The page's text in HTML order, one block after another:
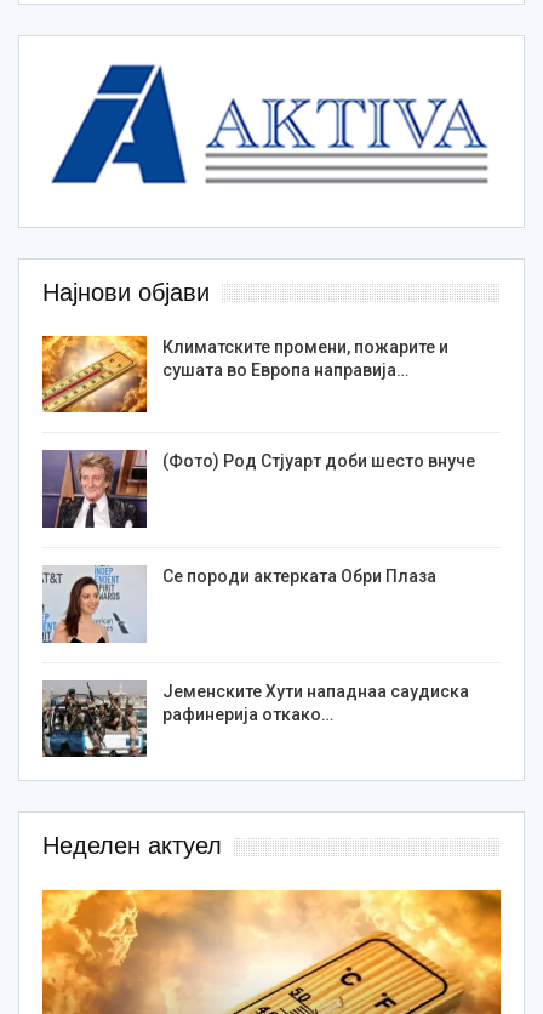
Најнови објави
Климатските промени, пожарите и
сушата во Европа направија…
(Фото) Род Стјуарт доби шесто внуче
Се породи актерката Обри Плаза
Јеменските Хути нападнаа саудиска
рафинерија откако…
Неделен актуел